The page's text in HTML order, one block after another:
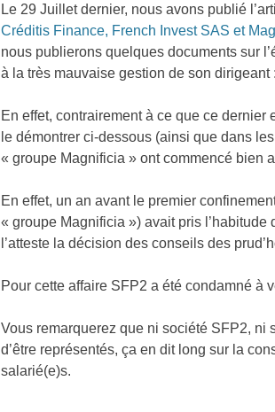
Le 29 Juillet dernier, nous avons publié
Créditis Finance, French Invest SAS et
nous publierons quelques documents sur
à la très mauvaise gestion de son dirigeant
En effet, contrairement à ce que ce
le démontrer ci-dessous (ainsi que dans
« groupe Magnificia » ont commencé bien
En effet, un an avant le premier
« groupe Magnificia ») avait pris
l’atteste la décision des conseils des
Pour cette affaire SFP2 a été condamné à
Vous remarquerez que ni société SFP2, ni
d’être représentés, ça en dit long sur la
salarié(e)s.